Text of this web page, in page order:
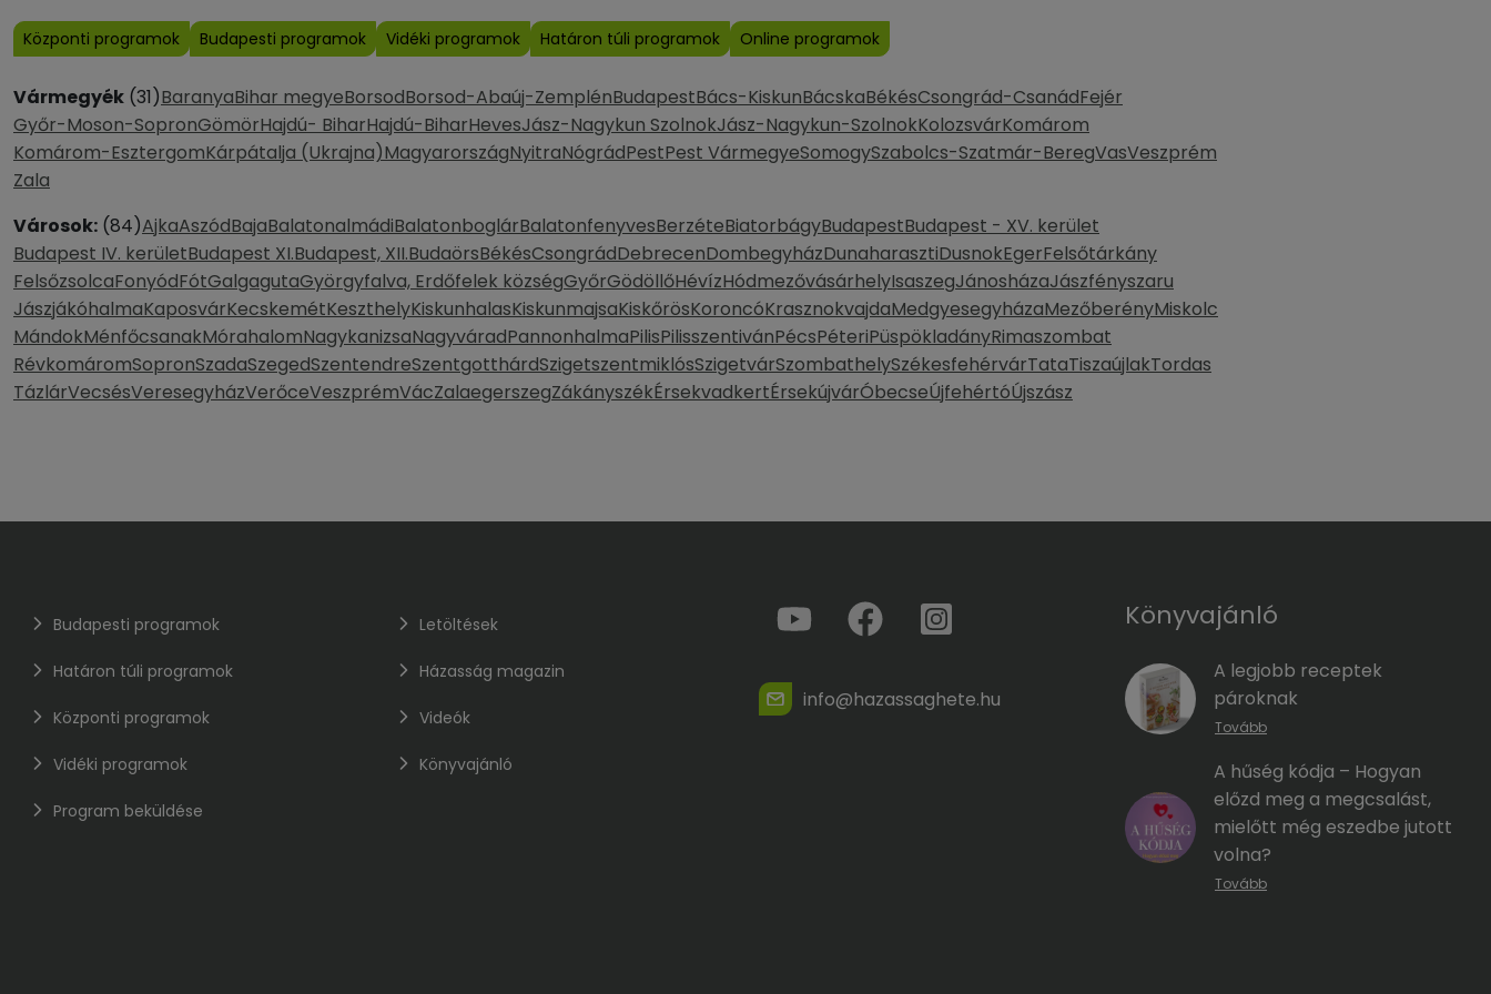
Központi programok Budapesti programok Vidéki programok Határon túli programok Online programok
Vármegyék (31)BaranyaBihar megyeBorsodBorsod-Abaúj-ZemplénBudapestBács-KiskunBácskaBékésCsongrád-CsanádFejér
Győr-Moson-SopronGömörHajdú- BiharHajdú-BiharHevesJász-Nagykun SzolnokJász-Nagykun-SzolnokKolozsvárKomárom
Komárom-EsztergomKárpátalja (Ukrajna)MagyarországNyitraNógrádPestPest VármegyeSomogySzabolcs-Szatmár-BeregVasVeszprém
Zala
Városok: (84)AjkaAszódBajaBalatonalmádiBalatonboglárBalatonfenyvesBerzéteBiatorbágyBudapestBudapest - XV. kerület
Budapest IV. kerületBudapest XI.Budapest, XII.BudaörsBékésCsongrádDebrecenDombegyházDunaharasztiDusnokEgerFelsőtárkány
FelsőzsolcaFonyódFótGalgagutaGyörgyfalva, Erdőfelek községGyőrGödöllőHévízHódmezővásárhelyIsaszegJánosházaJászfényszaru
JászjákóhalmaKaposvárKecskemétKeszthelyKiskunhalasKiskunmajsaKiskőrösKoroncóKrasznokvajdaMedgyesegyházaMezőberényMiskolc
MándokMénfőcsanakMórahalomNagykanizsaNagyváradPannonhalmaPilisPilisszentivánPécsPéteriPüspökladányRimaszombat
RévkomáromSopronSzadaSzegedSzentendreSzentgotthárdSzigetszentmiklósSzigetvárSzombathelySzékesfehérvárTataTiszaújlakTordas
TázlárVecsésVeresegyházVerőceVeszprémVácZalaegerszegZákányszékÉrsekvadkertÉrsekújvárÓbecseÚjfehértóÚjszász
Budapesti programok
Határon túli programok
Központi programok
Vidéki programok
Program beküldése
Letöltések
Házasság magazin
Videók
Könyvajánló
info@hazassaghete.hu
Könyvajánló
A legjobb receptek
pároknak
Tovább
A hűség kódja – Hogyan
előzd meg a megcsalást,
mielőtt még eszedbe jutott
volna?
Tovább